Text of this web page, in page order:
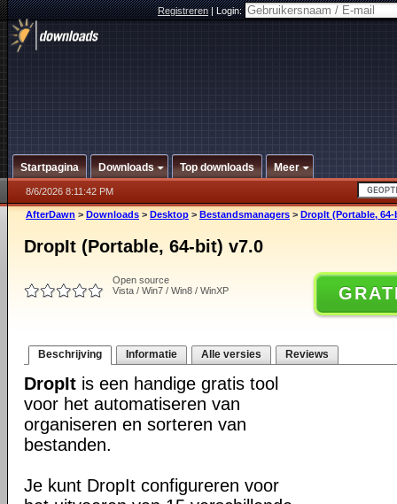
Registreren|Login:
Startpagina Downloads Top downloads Meer
8/6/2026 8:11:42 PM
AfterDawn > Downloads > Desktop > Bestandsmanagers > DropIt (Portable, 64-
DropIt (Portable, 64-bit) v7.0
Open source
Vista / Win7 / Win8 / WinXP
Beschrijving Informatie Alle versies Reviews
DropIt is een handige gratis tool
voor het automatiseren van
organiseren en sorteren van
bestanden.
Je kunt DropIt configureren voor